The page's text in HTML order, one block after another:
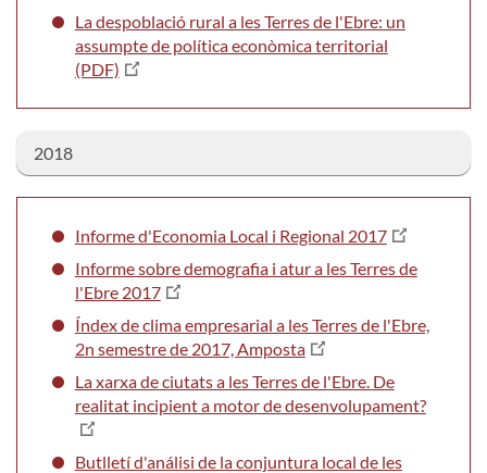
La despoblació rural a les Terres de l'Ebre: un
assumpte de política econòmica territorial
(PDF)
2018
Informe d'Economia Local i Regional 2017
Informe sobre demografia i atur a les Terres de
l'Ebre 2017
Índex de clima empresarial a les Terres de l'Ebre,
2n semestre de 2017, Amposta
La xarxa de ciutats a les Terres de l'Ebre. De
realitat incipient a motor de desenvolupament?
Butlletí d'análisi de la conjuntura local de les